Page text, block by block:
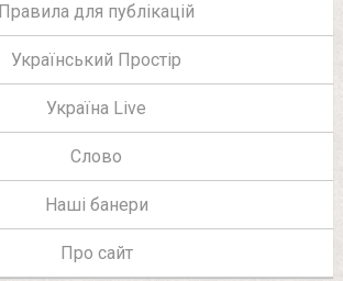
Правила для публікацій
Український Простір
Україна Live
Слово
Наші банери
Про сайт